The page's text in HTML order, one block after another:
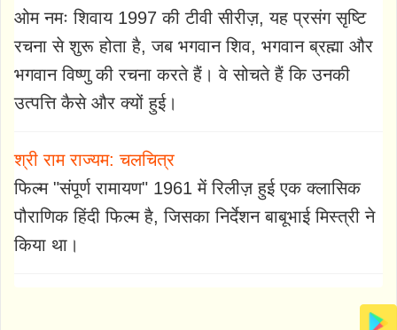
ओम नमः शिवाय 1997 की टीवी सीरीज़, यह प्रसंग सृष्टि
रचना से शुरू होता है, जब भगवान शिव, भगवान ब्रह्मा और
भगवान विष्णु की रचना करते हैं। वे सोचते हैं कि उनकी
उत्पत्ति कैसे और क्यों हुई।
श्री राम राज्यम: चलचित्र
फिल्म "संपूर्ण रामायण" 1961 में रिलीज़ हुई एक क्लासिक
पौराणिक हिंदी फिल्म है, जिसका निर्देशन बाबूभाई मिस्त्री ने
किया था।